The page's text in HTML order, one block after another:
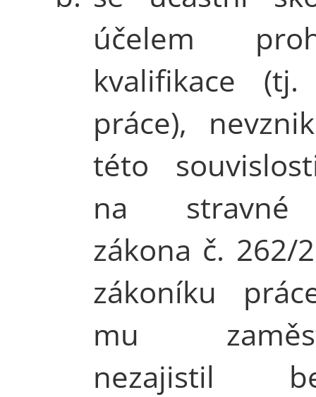
účelem
kvalifikace
práce),
této
na stravné
zákona č. 262/
zákoníku
mu
nezajistil